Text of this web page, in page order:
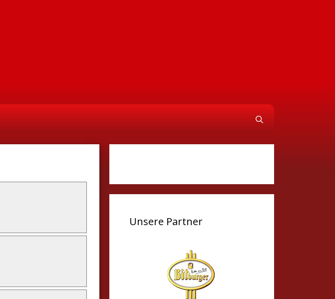
Unsere Partner